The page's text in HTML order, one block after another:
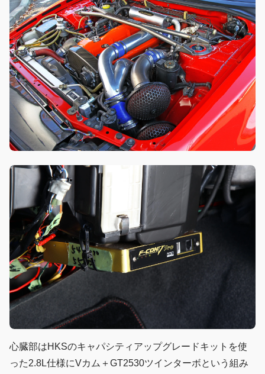
心臓部はHKSのキャパシティアップグレードキットを使
った2.8L仕様にVカム＋GT2530ツインターボという組み